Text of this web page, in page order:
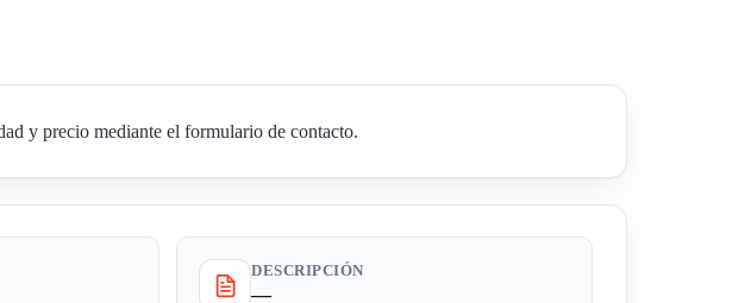
y precio mediante el formulario de contacto.
DESCRIPCIÓN
—